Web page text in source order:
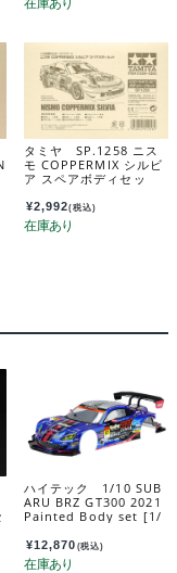
タミヤ SP.1258 ニス
モ COPPERMIX シルビ
ア スペアボディセッ
¥2,992(税込)
ハイテック 1/10 SUB
ARU BRZ GT300 2021
Painted Body set [1/
2021 塗装済みボディセ
ット] 16463
¥12,870 (税込)